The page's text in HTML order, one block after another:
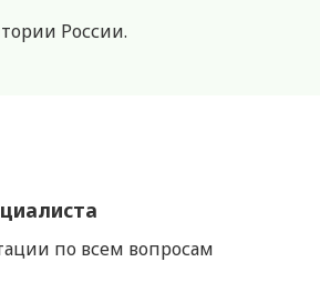
России.
по всем вопросам